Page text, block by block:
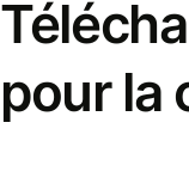
pour la